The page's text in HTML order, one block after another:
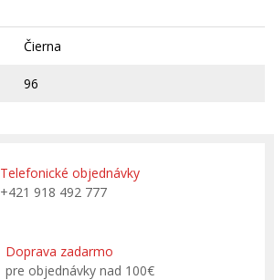
Čierna
96
Telefonické objednávky
+421 918 492 777
Doprava zadarmo
pre objednávky nad 100€